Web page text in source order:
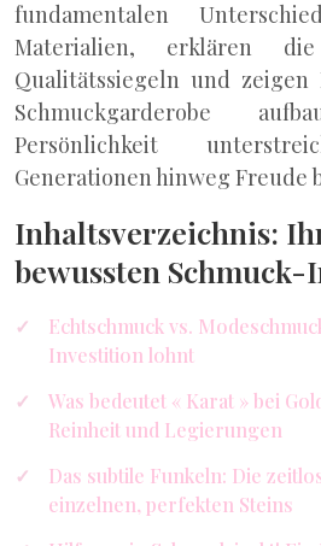
fundamentalen
Materialien, erklären
Qualitätssiegeln und
Schmuckgarderobe
Persönlichkeit
Generationen hinweg Freude
Inhaltsverzeichnis:
bewussten Schmuck-
Echtschmuck vs.
Investition lohnt
Was bedeutet « Karat » bei
Reinheit und Legierungen
Das subtile Funkeln: Die
einzelnen, perfekten Steins